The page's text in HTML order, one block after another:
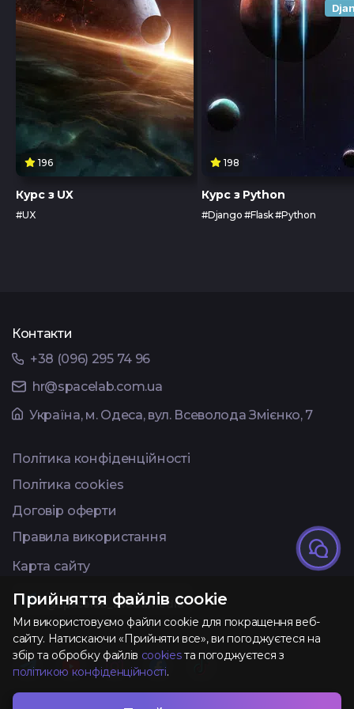
Тест з UX
Тест з
196
Курс з UX
#UX
198
Курс з Python
#Django #Flask #Python
Подати
Tg Channel
Facebook
Контакти
+38 (096) 295 74 96
hr@spacelab.com.ua
Українa, м. Одеса, вул. Всеволода Змієнко, 7
Політика конфіденційності
Політика cookies
Договір оферти
Правила використання
Карта сайту
Available on Telegram
@spacelab_avadamedia
Прийняття файлів cookie
Ми використовуємо файли cookie для покращення веб-
сайту. Натискаючи «Прийняти все», ви погоджуєтеся на
збір та обробку файлів cookiesта погоджуєтеся з
політикою конфіденційності.